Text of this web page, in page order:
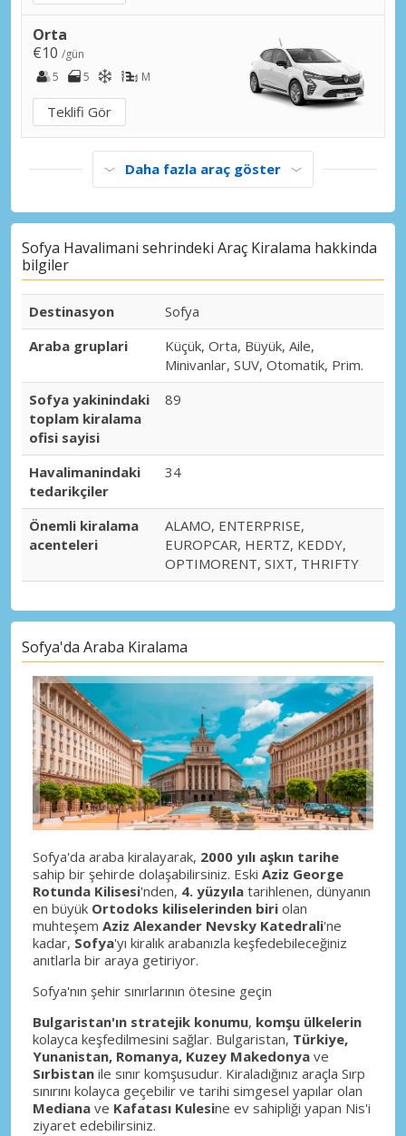
Orta
€10 /gün
5
5 M
Teklifi Gör
Daha fazla araç göster
Sofya Havalimani sehrindeki Araç Kiralama hakkinda
bilgiler
Destinasyon
Sofya
Araba gruplari
Küçük, Orta, Büyük, Aile,
Minivanlar, SUV, Otomatik, Prim.
Sofya yakinindaki
toplam kiralama
ofisi sayisi
89
Havalimanindaki
tedarikçiler
34
Önemli kiralama
acenteleri
ALAMO, ENTERPRISE,
EUROPCAR, HERTZ, KEDDY,
OPTIMORENT, SIXT, THRIFTY
Sofya'da Araba Kiralama
Sofya'da araba kiralayarak, 2000 yılı aşkın tarihe
sahip bir şehirde dolaşabilirsiniz. Eski Aziz George
Rotunda Kilisesi'nden, 4. yüzyıla tarihlenen, dünyanın
en büyük Ortodoks kiliselerinden biri olan
muhteşem Aziz Alexander Nevsky Katedrali'ne
kadar, Sofya'yı kiralık arabanızla keşfedebileceğiniz
anıtlarla bir araya getiriyor.
Sofya'nın şehir sınırlarının ötesine geçin
Bulgaristan'ın stratejik konumu, komşu ülkelerin
kolayca keşfedilmesini sağlar. Bulgaristan, Türkiye,
Yunanistan, Romanya, Kuzey Makedonya ve
Sırbistan ile sınır komşusudur. Kiraladığınız araçla Sırp
sınırını kolayca geçebilir ve tarihi simgesel yapılar olan
Mediana ve Kafatası Kulesine ev sahipliği yapan Nis'i
ziyaret edebilirsiniz.